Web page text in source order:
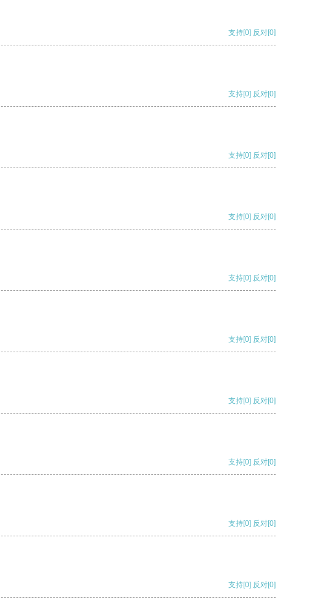
支持[0] 反对[0]
支持[0] 反对[0]
支持[0] 反对[0]
支持[0] 反对[0]
支持[0] 反对[0]
支持[0] 反对[0]
支持[0] 反对[0]
支持[0] 反对[0]
支持[0] 反对[0]
支持[0] 反对[0]